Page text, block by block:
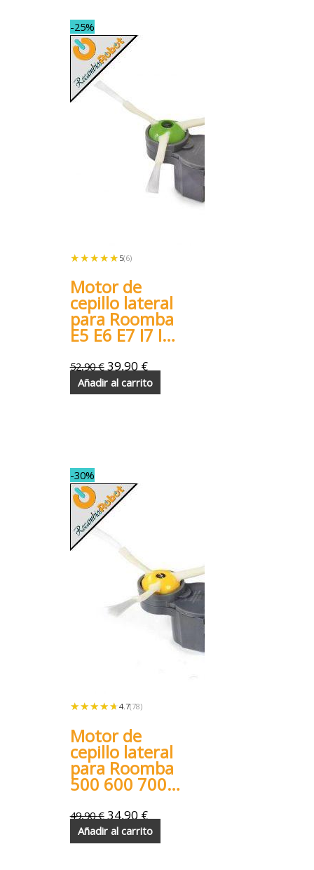
-25%
★★★★★
★★★★★ 5(6)
Motor de
cepillo lateral
para Roomba
E5 E6 E7 I7 I5
52,90€ 39,90 €
Añadir al carrito
-30%
★★★★★
★★★★★ 4.7(78)
Motor de
cepillo lateral
para Roomba
500 600 700
49,90€ 34,90€
Añadir al carrito